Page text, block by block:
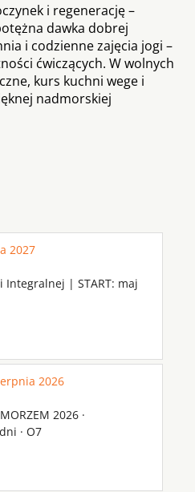
i regenerację –
dawka dobrej
i codzienne zajęcia jogi –
ćwiczących. W wolnych
kurs kuchni wege i
nadmorskiej
2027
Integralnej | START: maj
2026
2026 ·
· O7